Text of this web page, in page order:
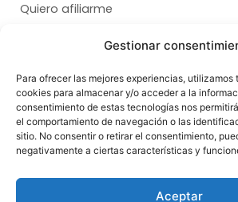
Gestionar
Para ofrecer las mejores experiencias, utilizamos
cookies para almacenar y/o acceder a la
consentimiento de estas tecnologías nos
el comportamiento de navegación o las
sitio. No consentir o retirar el consentimiento,
negativamente a ciertas características y
Aceptar
Quiero afiliarme
Dental
Salud
Síganos